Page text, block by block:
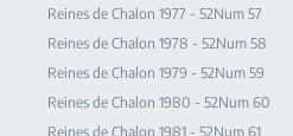
Reines de Chalon 1977 - 52Num 57
Reines de Chalon 1978 - 52Num 58
Reines de Chalon 1979 - 52Num 59
Reines de Chalon 1980 - 52Num 60
Reines de Chalon 1981 - 52Num 61